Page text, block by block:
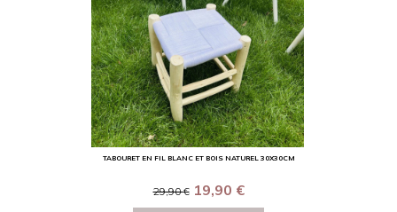
TABOURET EN FIL BLANC ET BOIS NATUREL 30X30CM
29,90€ 19,90 €